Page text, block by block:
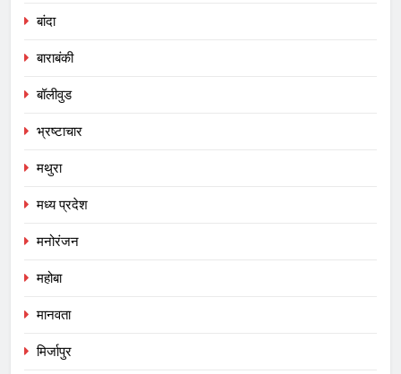
बांदा
बाराबंकी
बॉलीवुड
भ्रष्टाचार
मथुरा
मध्य प्रदेश
मनोरंजन
महोबा
मानवता
मिर्जापुर